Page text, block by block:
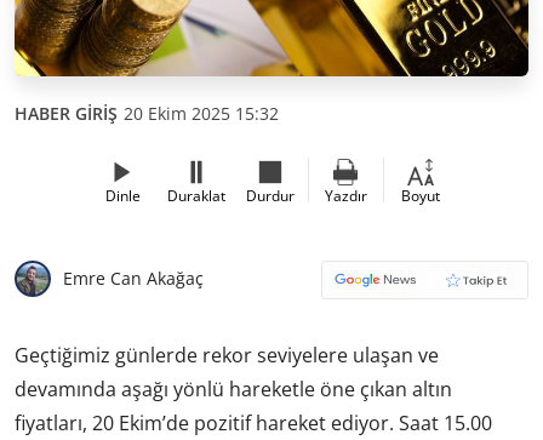
HABER GİRİŞ 20 Ekim 2025 15:32
Dinle Duraklat Durdur Yazdır Boyut
Emre Can Akağaç
Geçtiğimiz günlerde rekor seviyelere ulaşan ve
devamında aşağı yönlü hareketle öne çıkan altın
fiyatları, 20 Ekim’de pozitif hareket ediyor. Saat 15.00